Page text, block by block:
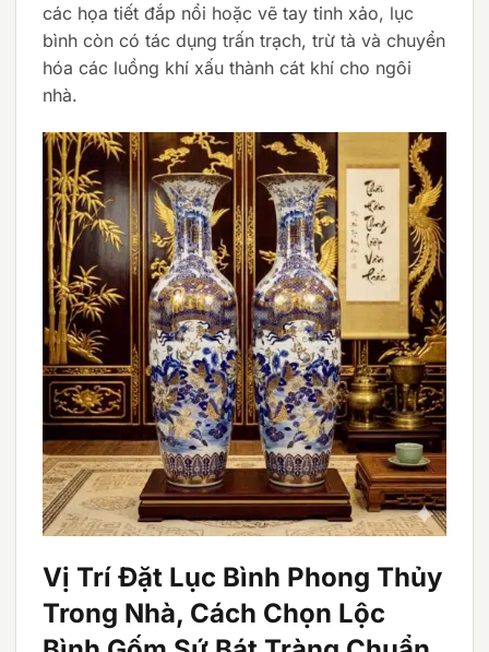
các họa tiết đắp nổi hoặc vẽ tay tinh xảo, lục
bình còn có tác dụng trấn trạch, trừ tà và chuyển
hóa các luồng khí xấu thành cát khí cho ngôi
nhà.
Vị Trí Đặt Lục Bình Phong Thủy
Trong Nhà, Cách Chọn Lộc